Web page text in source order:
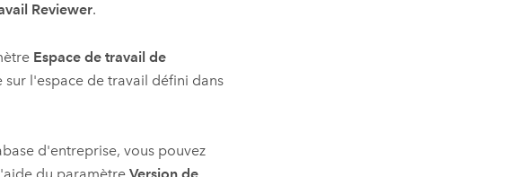
Reviewer.
Espace de travail de
l'espace de travail défini dans
d'entreprise, vous pouvez